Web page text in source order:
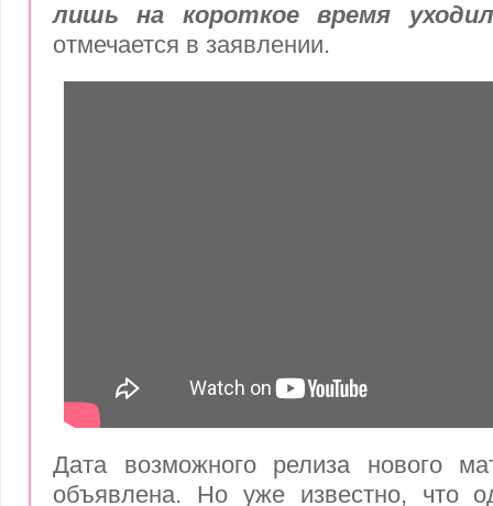
лишь на короткое время
отмечается в заявлении.
Дата возможного релиза нового
объявлена. Но уже известно, что